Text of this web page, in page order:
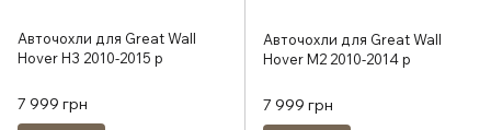
Авточохли для Great Wall
Hover H3 2010-2015 р
7 999 грн
Авточохли для Great Wall
Hover M2 2010-2014 р
7 999 грн